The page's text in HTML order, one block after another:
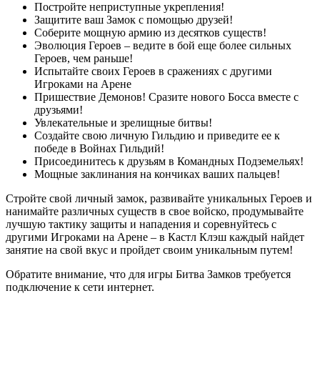
Постройте неприступные укрепления!
Защитите ваш Замок с помощью друзей!
Соберите мощную армию из десятков существ!
Эволюция Героев – ведите в бой еще более сильных
Героев, чем раньше!
Испытайте своих Героев в сражениях с другими
Игроками на Арене
Пришествие Демонов! Сразите нового Босса вместе с
друзьями!
Увлекательные и зрелищные битвы!
Создайте свою личную Гильдию и приведите ее к
победе в Войнах Гильдий!
Присоединитесь к друзьям в Командных Подземельях!
Мощные заклинания на кончиках ваших пальцев!
Стройте свой личный замок, развивайте уникальных Героев и
нанимайте различных существ в свое войско, продумывайте
лучшую тактику защиты и нападения и соревнуйтесь с
другими Игроками на Арене – в Кастл Клэш каждый найдет
занятие на свой вкус и пройдет своим уникальным путем!
Обратите внимание, что для игры Битва Замков требуется
подключение к сети интернет.